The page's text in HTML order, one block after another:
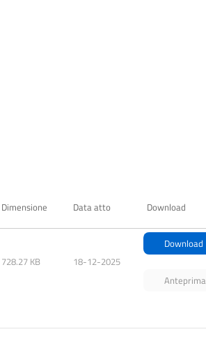
Dimensione Data atto Download
728.27 KB 18-12-2025
Download
Anteprima